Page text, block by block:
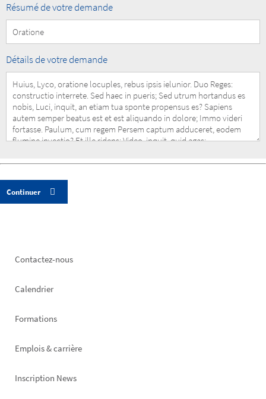
Summary
Request
Résumé de votre demande
Details
Request
Détails de votre demande
Footer
Contactez-nous
Calendrier
Formations
Emplois & carrière
Inscription News